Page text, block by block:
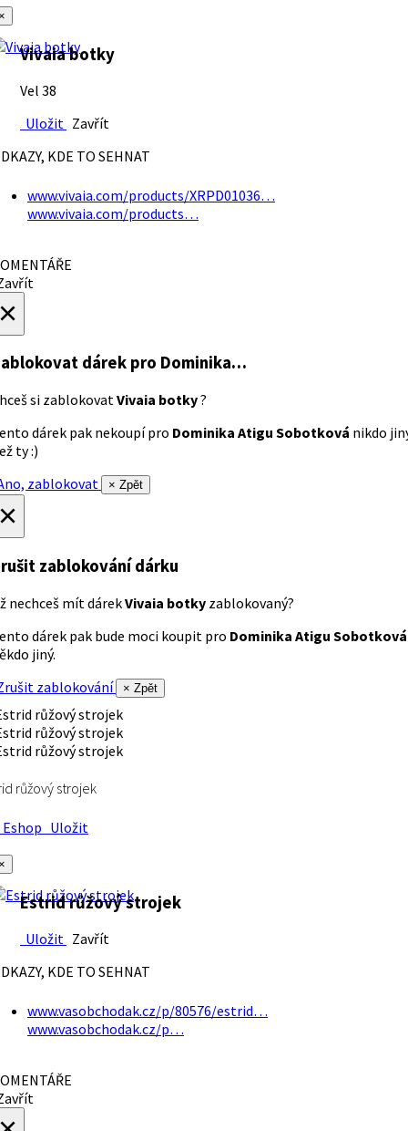
Vivaia botky
Vel 38
Uložit Zavřít
KDE TO SEHNAT
www.vivaia.com/products/XRPD01036…
www.vivaia.com/products…
dárek pro Dominika…
si zablokovatVivaia botky?
dárek pak nekoupí pro Dominika Atigu Sobotková nikdo
ty :)
zablokovat
× Zpět
zablokování dárku
nechceš mít dárekVivaia botky zablokovaný?
dárek pak bude moci koupit pro Dominika Atigu Sobotková
jiný.
zablokování
× Zpět
růžový strojek
Uložit
Estrid růžový strojek
Uložit Zavřít
KDE TO SEHNAT
www.vasobchodak.cz/p/80576/estrid…
www.vasobchodak.cz/p…